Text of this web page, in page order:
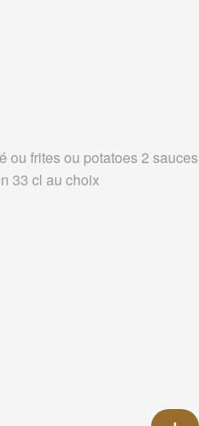
ou frites ou potatoes 2 sauces
33 cl au choix